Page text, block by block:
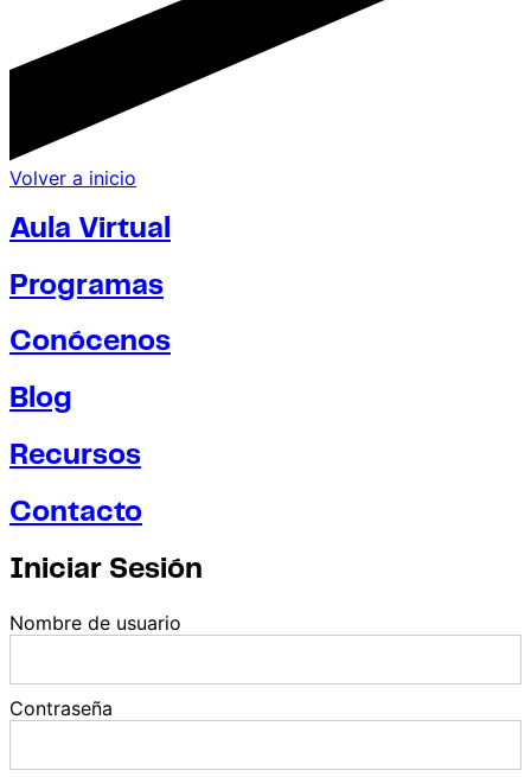
Volver a inicio
Aula Virtual
Programas
Conócenos
Blog
Recursos
Contacto
Iniciar Sesión
Nombre de usuario
Contraseña